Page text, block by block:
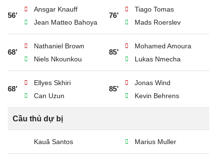
56’
Ansgar Knauff
Jean Matteo Bahoya
76’
Tiago Tomas
Mads Roerslev
68’
Nathaniel Brown
Niels Nkounkou
85’
Mohamed Amoura
Lukas Nmecha
68’
Ellyes Skhiri
Can Uzun
85’
Jonas Wind
Kevin Behrens
Cầu thủ dự bị
Kauã Santos Marius Muller